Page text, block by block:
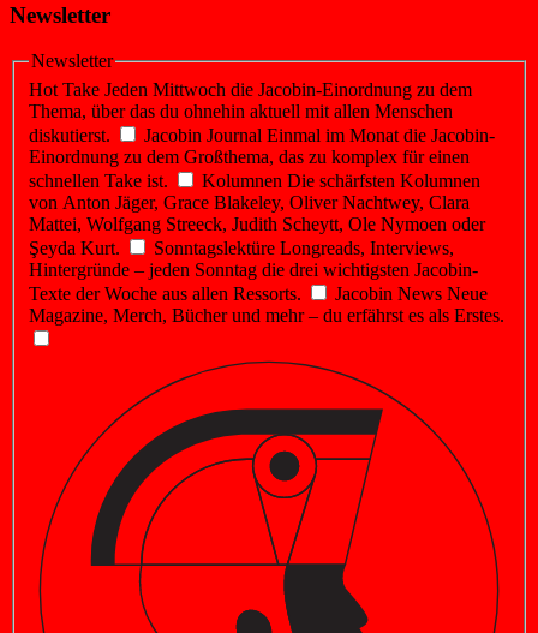
Newsletter
Newsletter
Hot Take Jeden Mittwoch die Jacobin-Einordnung zu dem
Thema, über das du ohnehin aktuell mit allen Menschen
diskutierst.
Jacobin Journal Einmal im Monat die Jacobin-
Einordnung zu dem Großthema, das zu komplex für einen
schnellen Take ist.
Kolumnen Die schärfsten Kolumnen
von Anton Jäger, Grace Blakeley, Oliver Nachtwey, Clara
Mattei, Wolfgang Streeck, Judith Scheytt, Ole Nymoen oder
Şeyda Kurt.
Sonntagslektüre Longreads, Interviews,
Hintergründe – jeden Sonntag die drei wichtigsten Jacobin-
Texte der Woche aus allen Ressorts.
Jacobin News Neue
Magazine, Merch, Bücher und mehr – du erfährst es als Erstes.